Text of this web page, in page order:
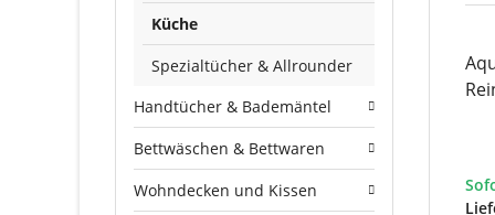
Küche
Spezialtücher & Allrounder
Handtücher & Bademäntel
Bettwäschen & Bettwaren
Wohndecken und Kissen